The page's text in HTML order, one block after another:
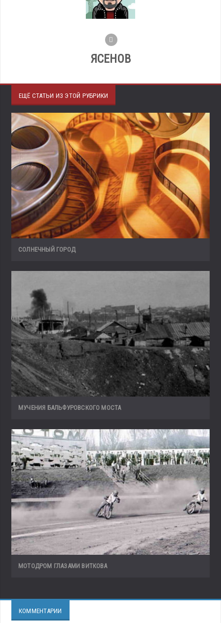
ЯСЕНОВ
ЕЩЁ СТАТЬИ ИЗ ЭТОЙ РУБРИКИ
СОЛНЕЧНЫЙ ГОРОД
МУЧЕНИЯ БАЛЬФУРОВСКОГО МОСТА
МОТОДРОМ ГЛАЗАМИ ВИТКОВА
КОММЕНТАРИИ